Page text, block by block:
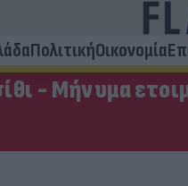
ΠολιτικήΟικονομία
- Μήνυμα